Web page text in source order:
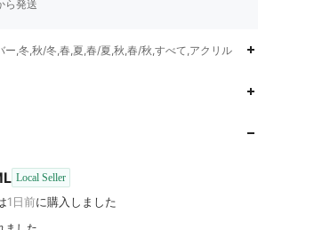
ら発送
ー,冬,秋/冬,春,夏,春/夏,秋,春/秋,すべて,アクリル
Local Seller
10
1日前に購入しました